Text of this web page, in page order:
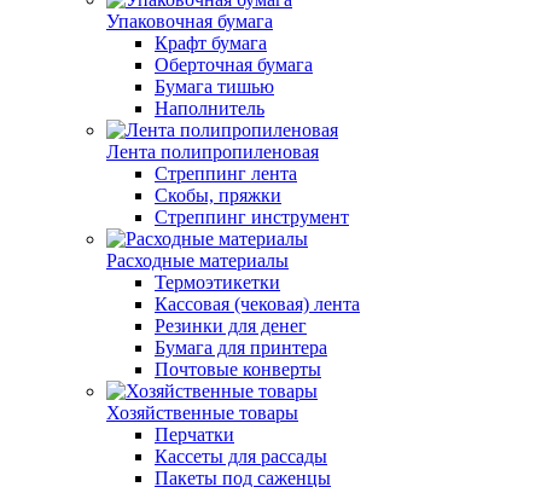
Упаковочная бумага
Крафт бумага
Оберточная бумага
Бумага тишью
Наполнитель
Лента полипропиленовая
Стреппинг лента
Скобы, пряжки
Стреппинг инструмент
Расходные материалы
Термоэтикетки
Кассовая (чековая) лента
Резинки для денег
Бумага для принтера
Почтовые конверты
Хозяйственные товары
Перчатки
Кассеты для рассады
Пакеты под саженцы